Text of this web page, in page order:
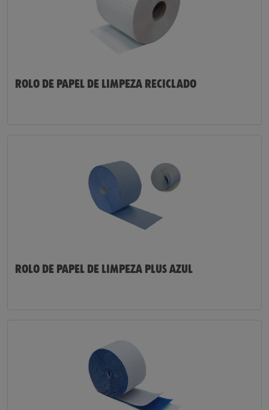
ROLO DE PAPEL DE LIMPEZA RECICLADO
ROLO DE PAPEL DE LIMPEZA PLUS AZUL